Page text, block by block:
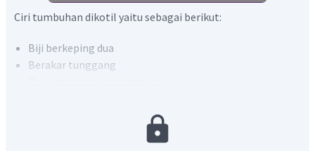
Ciri tumbuhan dikotil yaitu sebagai berikut:
Biji berkeping dua
Berakar tunggang
Akar dan batang tumbuh membesar